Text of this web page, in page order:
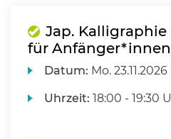
Jap.
für Anfänger*innen
Datum: Mo. 23.11.2026
Uhrzeit: 18:00 - 19:30